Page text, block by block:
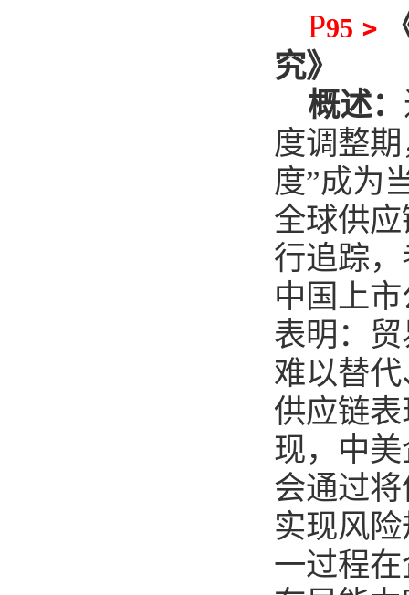
P95 ﹥
究》
概述：
度调整
度”成为
全球供
行追踪
中国上
表明：
难以替
供应链
现，中
会通过
实现风
一过程